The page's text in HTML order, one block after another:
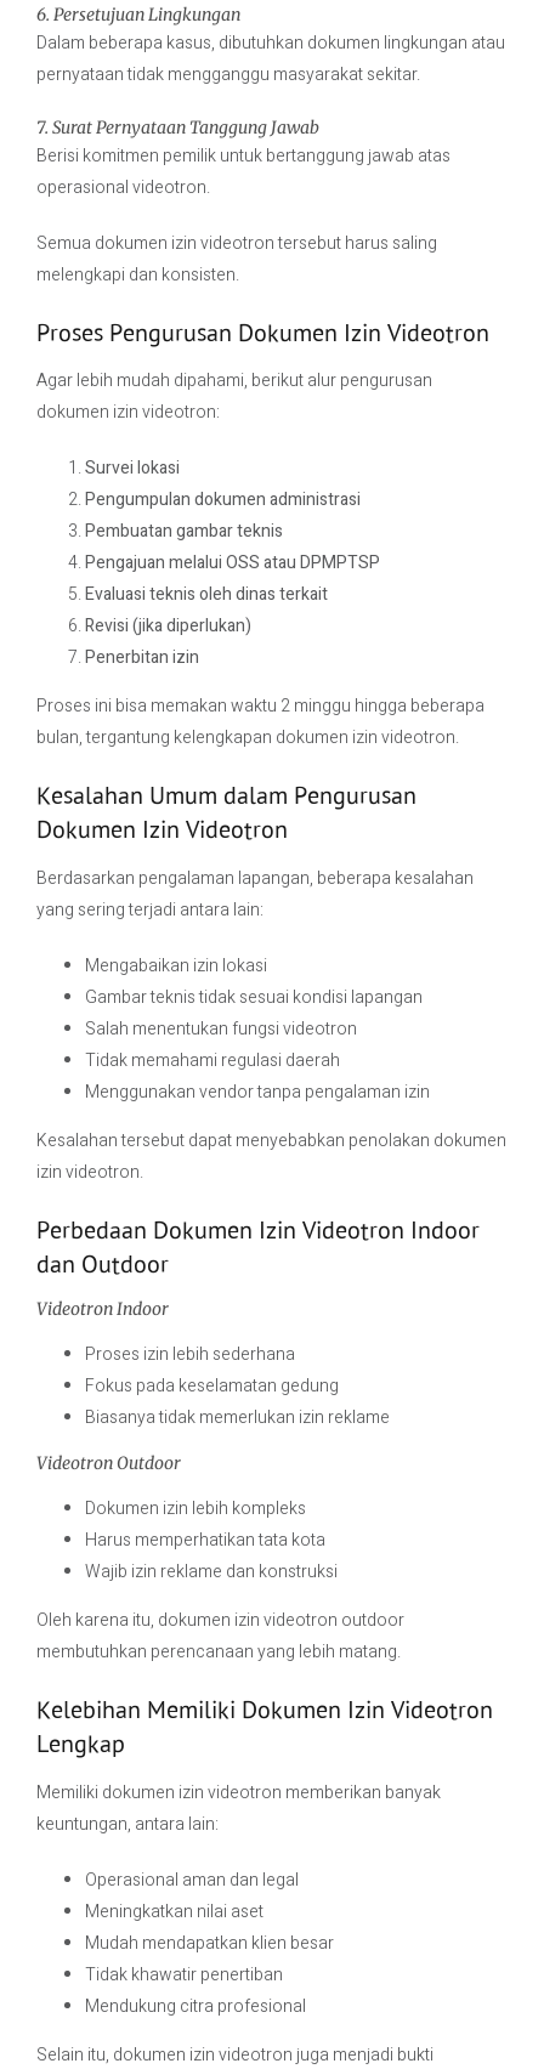
6. Persetujuan Lingkungan
Dalam beberapa kasus, dibutuhkan dokumen lingkungan atau
pernyataan tidak mengganggu masyarakat sekitar.
7. Surat Pernyataan Tanggung Jawab
Berisi komitmen pemilik untuk bertanggung jawab atas
operasional videotron.
Semua dokumen izin videotron tersebut harus saling
melengkapi dan konsisten.
Proses Pengurusan Dokumen Izin Videotron
Agar lebih mudah dipahami, berikut alur pengurusan
dokumen izin videotron:
Survei lokasi
Pengumpulan dokumen administrasi
Pembuatan gambar teknis
Pengajuan melalui OSS atau DPMPTSP
Evaluasi teknis oleh dinas terkait
Revisi (jika diperlukan)
Penerbitan izin
Proses ini bisa memakan waktu 2 minggu hingga beberapa
bulan, tergantung kelengkapan dokumen izin videotron.
Kesalahan Umum dalam Pengurusan
Dokumen Izin Videotron
Berdasarkan pengalaman lapangan, beberapa kesalahan
yang sering terjadi antara lain:
Mengabaikan izin lokasi
Gambar teknis tidak sesuai kondisi lapangan
Salah menentukan fungsi videotron
Tidak memahami regulasi daerah
Menggunakan vendor tanpa pengalaman izin
Kesalahan tersebut dapat menyebabkan penolakan dokumen
izin videotron.
Perbedaan Dokumen Izin Videotron Indoor
dan Outdoor
Videotron Indoor
Proses izin lebih sederhana
Fokus pada keselamatan gedung
Biasanya tidak memerlukan izin reklame
Videotron Outdoor
Dokumen izin lebih kompleks
Harus memperhatikan tata kota
Wajib izin reklame dan konstruksi
Oleh karena itu, dokumen izin videotron outdoor
membutuhkan perencanaan yang lebih matang.
Kelebihan Memiliki Dokumen Izin Videotron
Lengkap
Memiliki dokumen izin videotron memberikan banyak
keuntungan, antara lain:
Operasional aman dan legal
Meningkatkan nilai aset
Mudah mendapatkan klien besar
Tidak khawatir penertiban
Mendukung citra profesional
Selain itu, dokumen izin videotron juga menjadi bukti